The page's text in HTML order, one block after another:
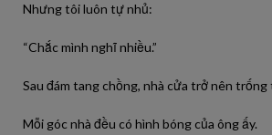
Nhưng tôi luôn tự nhủ:
“Chắc mình nghĩ nhiều.”
Sau đám tang chồng, nhà cửa trở nên
Mỗi góc nhà đều có hình bóng của ông ấy.